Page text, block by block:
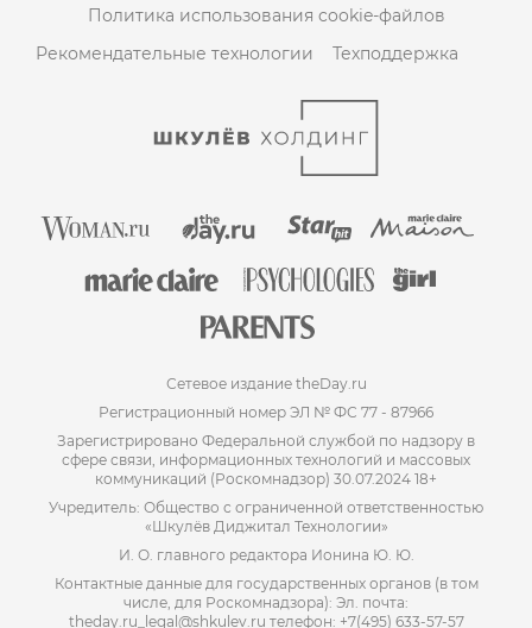
Политика использования cookie-файлов
Рекомендательные технологии
Техподдержка
Сетевое издание theDay.ru
Регистрационный номер ЭЛ № ФС 77 - 87966
Зарегистрировано Федеральной службой по надзору в
сфере связи, информационных технологий и массовых
коммуникаций (Роскомнадзор) 30.07.2024 18+
Учредитель: Общество с ограниченной ответственностью
«Шкулёв Диджитал Технологии»
И. О. главного редактора Ионина Ю. Ю.
Контактные данные для государственных органов (в том
числе, для Роскомнадзора): Эл. почта:
theday.ru_legal@shkulev.ru телефон: +7(495) 633-57-57